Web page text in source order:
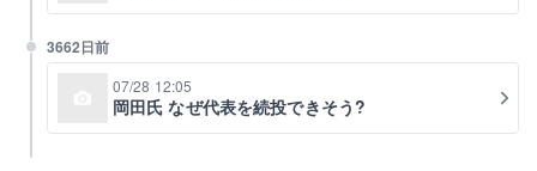
3662日前
07/28 12:05
岡田氏 なぜ代表を続投できそう?